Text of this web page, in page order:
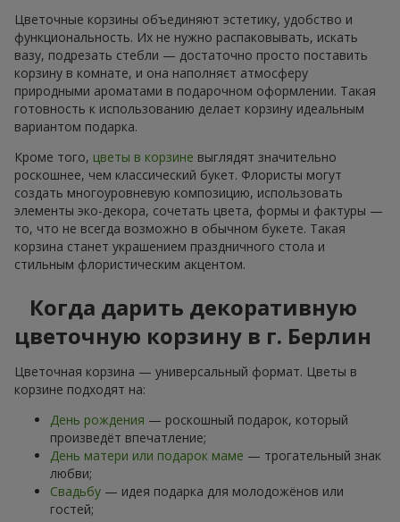
Цветочные корзины объединяют эстетику, удобство и
функциональность. Их не нужно распаковывать, искать
вазу, подрезать стебли — достаточно просто поставить
корзину в комнате, и она наполняєт атмосферу
природными ароматами в подарочном оформлении. Такая
готовность к использованию делает корзину идеальным
вариантом подарка.
Кроме того, цветы в корзине выглядят значительно
роскошнее, чем классический букет. Флористы могут
создать многоуровневую композицию, использовать
элементы эко-декора, сочетать цвета, формы и фактуры —
то, что не всегда возможно в обычном букете. Такая
корзина станет украшением праздничного стола и
стильным флористическим акцентом.
Когда дарить декоративную
цветочную корзину в г. Берлин
Цветочная корзина — универсальный формат. Цветы в
корзине подходят на:
День рождения — роскошный подарок, который
произведёт впечатление;
День матери или подарок маме — трогательный знак
любви;
Свадьбу — идея подарка для молодожёнов или
гостей;